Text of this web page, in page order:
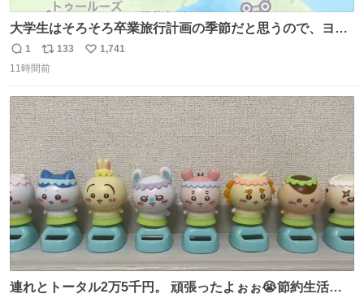
大学生はそろそろ卒業旅行計画の季節だと思うので、ヨー
ロッパ🇪🇺主要国を縦断できるおすすめルートをシェア！
•以下の国をほぼユーレイルパス(EU内電車乗り放題チケッ
🇧🇪 オランダ🇳🇱 ドイツ🇩🇪 イタリア🇮🇹
返
信
1
リ
ポ
ト
数
133
い
数
1,741
11時間前
連れとトータル2万5千円。 頑張ったよぉぉ😭節約生活の